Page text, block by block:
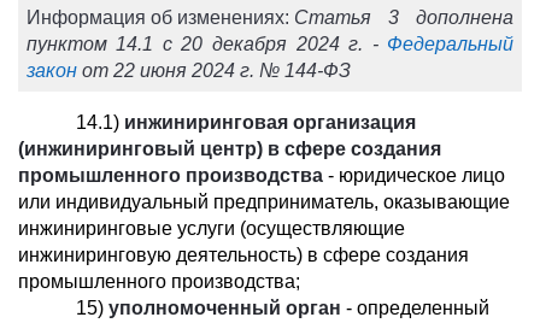
Информация об изменениях: Статья 3 дополнена
пунктом 14.1 с 20 декабря 2024 г. - Федеральный
законот 22 июня 2024 г. № 144-ФЗ
14.1) инжиниринговая организация
(инжиниринговый центр) в сфере создания
промышленного производства - юридическое лицо
или индивидуальный предприниматель, оказывающие
инжиниринговые услуги (осуществляющие
инжиниринговую деятельность) в сфере создания
промышленного производства;
15) уполномоченный орган - определенный